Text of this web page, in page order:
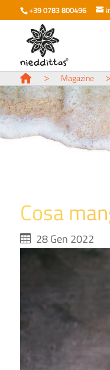
+39 0783 800496
> Magazine >
Cosa
28 Gen 2022